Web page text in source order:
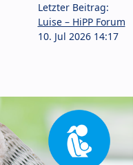
Letzter Beitrag:
Luise – HiPP Forum
10. Jul 2026 14:17